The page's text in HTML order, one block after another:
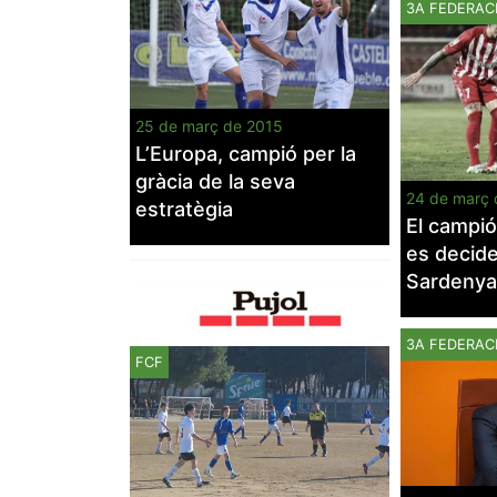
25 de març de 2015
L’Europa, campió per la
gràcia de la seva
estratègia
3A
24 de març
El
es
Sardenya
3A
FCF